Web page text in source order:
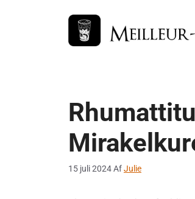
15 juli 2024AfJulie